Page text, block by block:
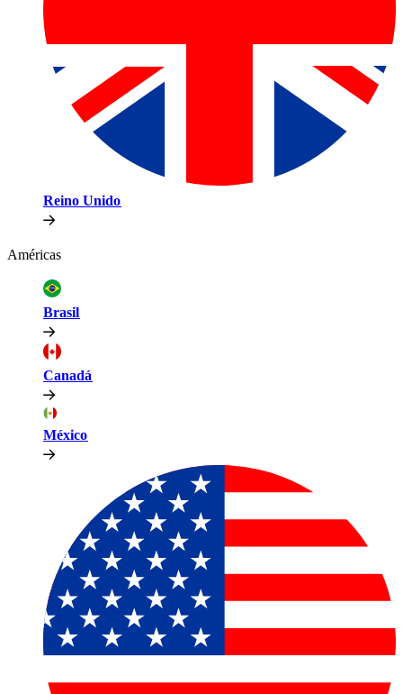
Reino Unido​​
Américas​​
Brasil​​
Canadá​​
México​​